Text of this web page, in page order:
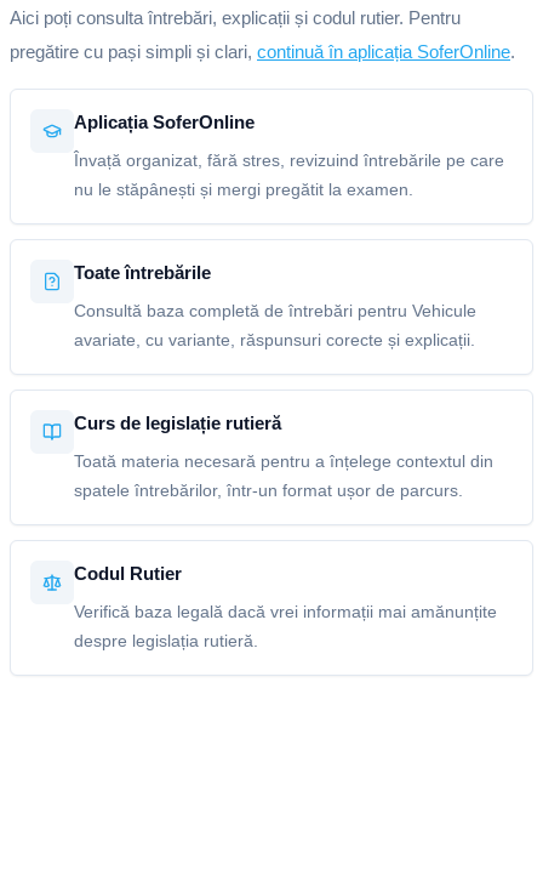
Aici poți consulta întrebări, explicații și codul rutier. Pentru
pregătire cu pași simpli și clari, continuă în aplicația SoferOnline.
Aplicația SoferOnline
Învață organizat, fără stres, revizuind întrebările pe care
nu le stăpânești și mergi pregătit la examen.
Toate întrebările
Consultă baza completă de întrebări pentru Vehicule
avariate, cu variante, răspunsuri corecte și explicații.
Curs de legislație rutieră
Toată materia necesară pentru a înțelege contextul din
spatele întrebărilor, într-un format ușor de parcurs.
Codul Rutier
Verifică baza legală dacă vrei informații mai amănunțite
despre legislația rutieră.